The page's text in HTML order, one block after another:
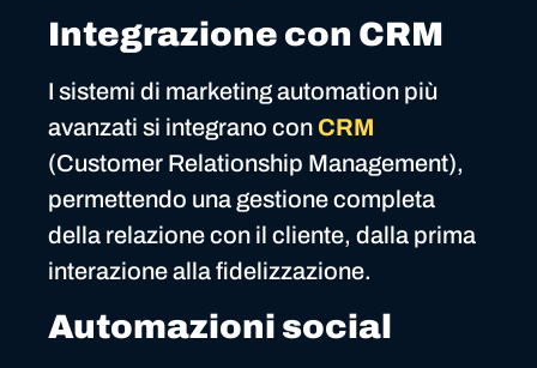
Integrazione con CRM
I sistemi di marketing automation più
avanzati si integrano con CRM
(Customer Relationship Management),
permettendo una gestione completa
della relazione con il cliente, dalla prima
interazione alla fidelizzazione.
Automazioni social